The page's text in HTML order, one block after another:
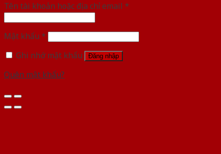
Tên tài khoản hoặc địa chỉ email *
Mật khẩu *
Ghi nhớ mật khẩu
Đăng nhập
Quên mật khẩu?